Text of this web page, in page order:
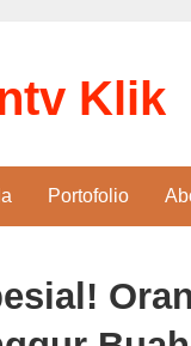
Klik
Portofolio